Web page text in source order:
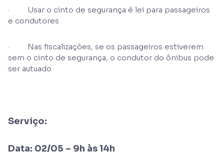
· Usar o cinto de segurança é lei para passageiros
e condutores
· Nas fiscalizações, se os passageiros estiverem
sem o cinto de segurança, o condutor do ônibus pode
ser autuado
Serviço:
Data: 02/05 – 9h às 14h